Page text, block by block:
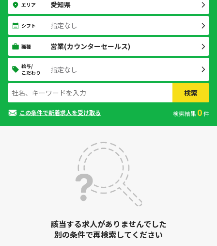
該当する求人がありませんでした
別の条件で再検索してください
エリア 愛知県
シフト 指定なし
職種 営業(カウンターセールス)
給与/
こだわり
指定なし
検索
この条件で新着求人を受け取る 検索結果0件